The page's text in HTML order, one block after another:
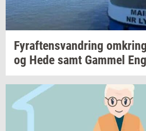
Fyraf­tensvan­dring om­kring
og Hede samt Gam­mel Eng